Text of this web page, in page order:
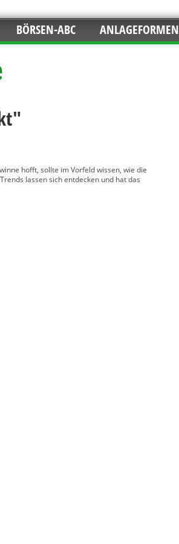
BÖRSEN-ABC ANLAGEFORMEN
hofft, sollte im Vorfeld wissen, wie die
lassen sich entdecken und hat das